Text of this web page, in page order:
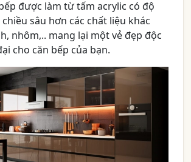
được làm từ tấm acrylic có độ
sâu hơn các chất liệu khác
nhôm,.. mang lại một vẻ đẹp độc
cho căn bếp của bạn.